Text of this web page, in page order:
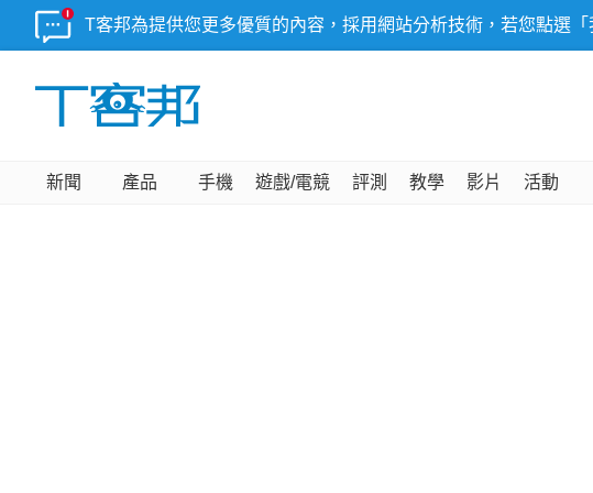
T客邦為提供您更多優質的內容，採用網站分析技術，若您點選
新聞 產品 手機 遊戲/電競 評測 教學 影片 活動